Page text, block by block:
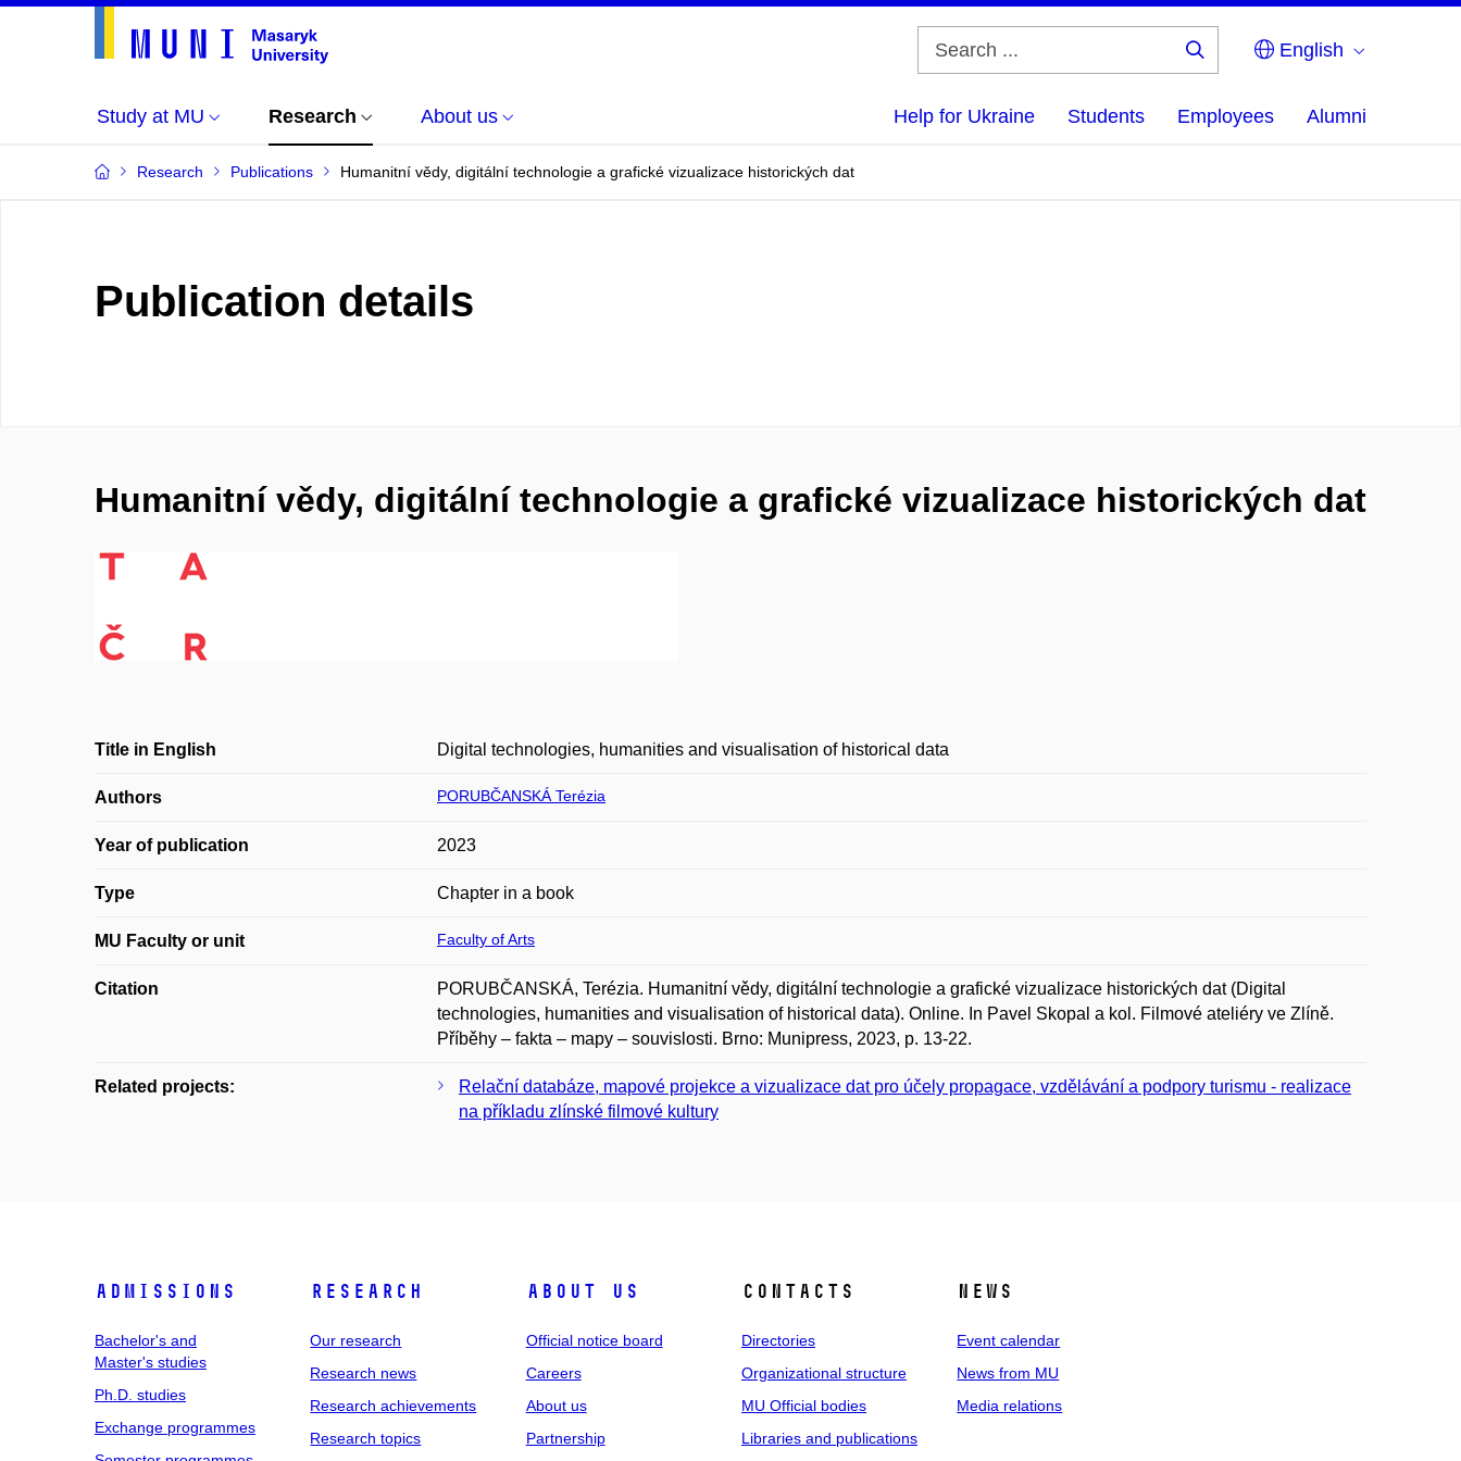
English
Study at MU Research About us Help for Ukraine Students Employees Alumni
Research Publications Humanitní vědy, digitální technologie a grafické vizualizace historických dat
Publication details
Humanitní vědy, digitální technologie a grafické vizualizace historických dat
Title in English Digital technologies, humanities and visualisation of historical data
Authors PORUBČANSKÁ Terézia
Year of publication 2023
Type Chapter in a book
MU Faculty or unit Faculty of Arts
Citation
PORUBČANSKÁ, Terézia. Humanitní vědy, digitální technologie a grafické vizualizace historických dat (Digital
technologies, humanities and visualisation of historical data). Online. In Pavel Skopal a kol. Filmové ateliéry ve Zlíně.
Příběhy – fakta – mapy – souvislosti. Brno: Munipress, 2023, p. 13-22.
Related projects:
Relační databáze, mapové projekce a vizualizace dat pro účely propagace, vzdělávání a podpory turismu - realizace
na příkladu zlínské filmové kultury
Admissions
Bachelor's and
Master's studies
Ph.D. studies
Exchange programmes
Research
Our research
Research news
Research achievements
Research topics
About us
Official notice board
Careers
About us
Partnership
Contacts
Directories
Organizational structure
MU Official bodies
Libraries and publications
News
Event calendar
News from MU
Media relations